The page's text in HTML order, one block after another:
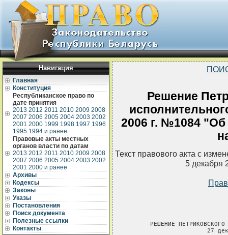
Навигация
Главная
Конституция
Республиканское право по
дате принятия
2013 2012 2011 2010 2009 2008
2007 2006 2005 2004 2003 2002
2001 2000 1999 1998 1997 1996
1995 1994 и ранее
Правовые акты местных
органов власти по датам
2013 2012 2011 2010 2009 2008
2007 2006 2005 2004 2003 2002
2001 2000 и ранее
Архивы
Кодексы
Законы
Указы
Постановления
Поиск документа
Полезные ссылки
Контакты
Решение
2006 г. №1084
Текст правового акта с
5 декабря
РЕШЕНИЕ
27